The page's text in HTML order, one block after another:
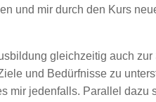
und mir durch den Kurs
gleichzeitig auch
und Bedürfnisse zu
mir jedenfalls. Parallel dazu